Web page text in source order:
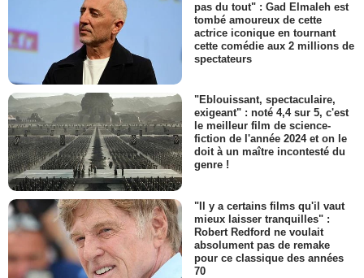
pas du tout" : Gad Elmaleh est
tombé amoureux de cette
actrice iconique en tournant
cette comédie aux 2 millions de
spectateurs
"Eblouissant, spectaculaire,
exigeant" : noté 4,4 sur 5, c'est
le meilleur film de science-
fiction de l'année 2024 et on le
doit à un maître incontesté du
genre !
"Il y a certains films qu'il vaut
mieux laisser tranquilles" :
Robert Redford ne voulait
absolument pas de remake
pour ce classique des années
70